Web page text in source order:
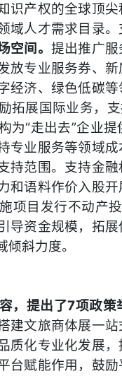
识产权的全球顶
域人才需求目录
空间。 提出推广服
放专业服务券、
经济、绿色低碳
拓展国际业务，
“走出去”企业提
专业服务等领域
持范围。支持金
和语料作价入股
项目发行不动产
导资金规模，拓
斜力度。
，提出了7项政
建文旅商体展一
质化专业化发展
台赋能作用，鼓